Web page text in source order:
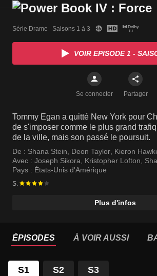
Série Drame   Saisons 1 à 3
VOIR EPISODE 1 -
Se connecter Partager
Tommy Egan a quitté New York pour
de s'imposer comme le plus grand
de la ville, mais son passé le poursuit.
De : Shana Stein, Deon Taylor, Kieron
Avec : Joseph Sikora, Kristopher Lofton,
Pays : États-Unis d'Amérique
S.
Plus d'infos
ÉPISODES À VOIR AUSSI
S1 S2 S3